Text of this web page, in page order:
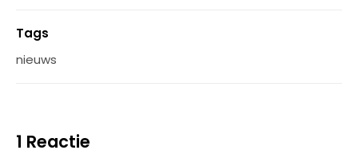
Tags
nieuws
1 Reactie